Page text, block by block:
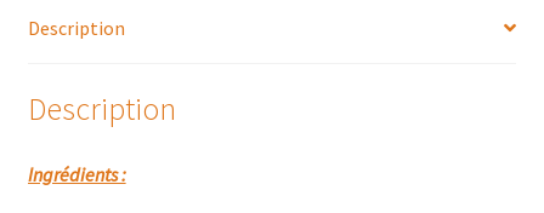
Description
Description
Ingrédients :